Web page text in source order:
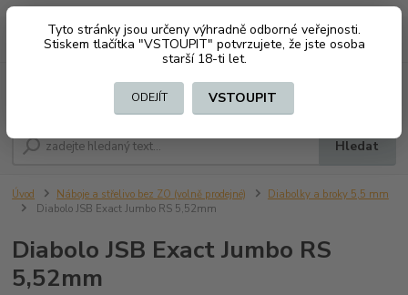
Tyto stránky jsou určeny výhradně odborné veřejnosti.
Stiskem tlačítka "VSTOUPIT" potvrzujete, že jste osoba
starší 18-ti let.
ODEJÍT VSTOUPIT
CZK
Hledat
+420 603794370 za0 Kč
Úvod Náboje a střelivo bez ZO (volně prodejné)
Diabolky a broky 5,5 mm
Diabolo JSB Exact Jumbo RS 5,52mm
Diabolo JSB Exact Jumbo RS
5,52mm